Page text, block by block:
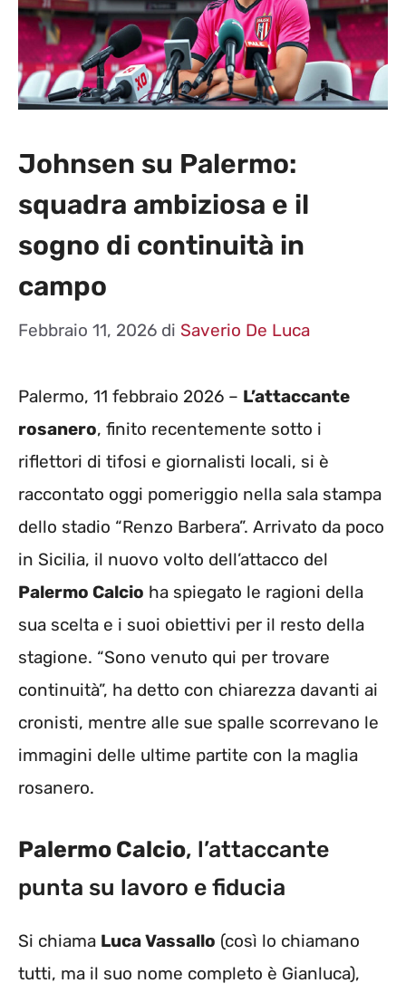
Johnsen su Palermo:
squadra ambiziosa e il
sogno di continuità in
campo
Febbraio 11, 2026 di Saverio De Luca
Palermo, 11 febbraio 2026 – L’attaccante
rosanero, finito recentemente sotto i
riflettori di tifosi e giornalisti locali, si è
raccontato oggi pomeriggio nella sala stampa
dello stadio “Renzo Barbera”. Arrivato da poco
in Sicilia, il nuovo volto dell’attacco del
Palermo Calcio ha spiegato le ragioni della
sua scelta e i suoi obiettivi per il resto della
stagione. “Sono venuto qui per trovare
continuità”, ha detto con chiarezza davanti ai
cronisti, mentre alle sue spalle scorrevano le
immagini delle ultime partite con la maglia
rosanero.
Palermo Calcio, l’attaccante
punta su lavoro e fiducia
Si chiama Luca Vassallo (così lo chiamano
tutti, ma il suo nome completo è Gianluca),